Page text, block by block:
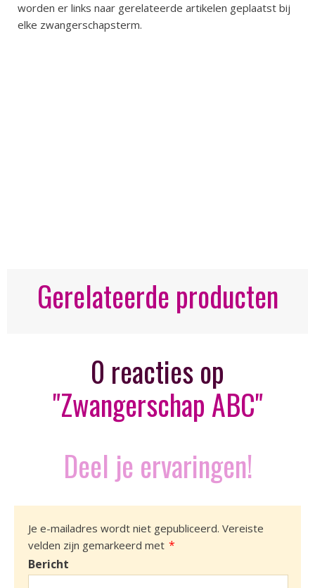
worden er links naar gerelateerde artikelen geplaatst bij
elke zwangerschapsterm.
Gerelateerde producten
0 reacties op
"Zwangerschap ABC"
Deel je ervaringen!
Je e-mailadres wordt niet gepubliceerd. Vereiste
velden zijn gemarkeerd met *
Bericht